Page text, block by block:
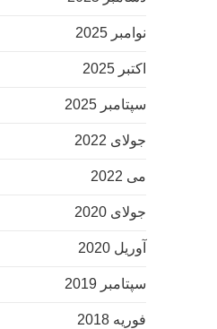
نوامبر 2025
اکتبر 2025
سپتامبر 2025
جولای 2022
می 2022
جولای 2020
آوریل 2020
سپتامبر 2019
فوریه 2018